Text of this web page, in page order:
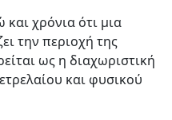
χρόνια ότι μια
την περιοχή της
ως η διαχωριστική
και φυσικού